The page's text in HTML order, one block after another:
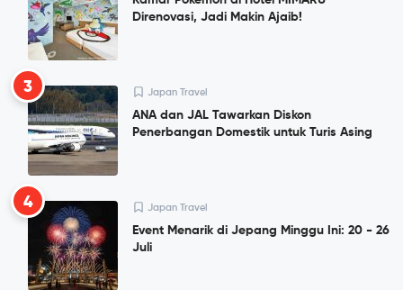
Direnovasi, Jadi Makin Ajaib!
3 Japan Travel
ANA dan JAL Tawarkan Diskon
Penerbangan Domestik untuk Turis Asing
4 Japan Travel
Event Menarik di Jepang Minggu Ini: 20 - 26
Juli